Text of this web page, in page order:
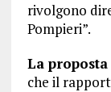
rivolgono
Pompieri”.
La
che il